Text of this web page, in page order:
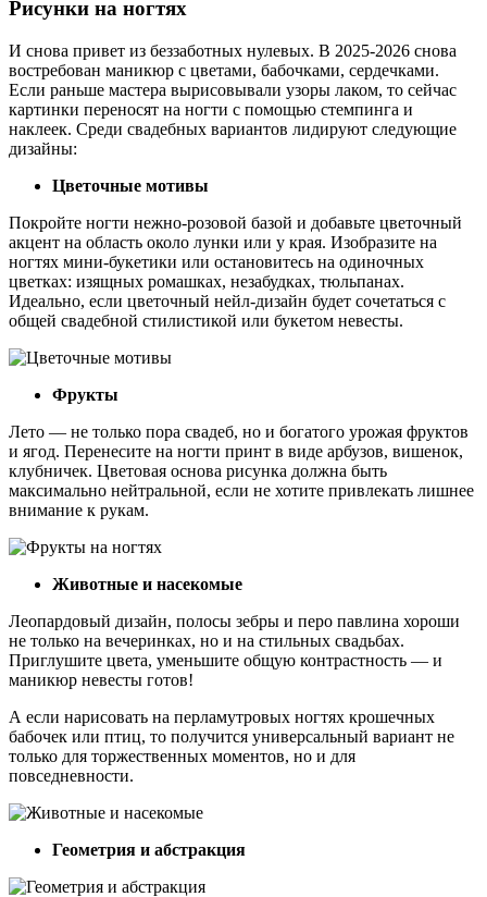
Рисунки на ногтях
И снова привет из беззаботных нулевых. В 2025-2026 снова
востребован маникюр с цветами, бабочками, сердечками.
Если раньше мастера вырисовывали узоры лаком, то сейчас
картинки переносят на ногти с помощью стемпинга и
наклеек. Среди свадебных вариантов лидируют следующие
дизайны:
Цветочные мотивы
Покройте ногти нежно-розовой базой и добавьте цветочный
акцент на область около лунки или у края. Изобразите на
ногтях мини-букетики или остановитесь на одиночных
цветках: изящных ромашках, незабудках, тюльпанах.
Идеально, если цветочный нейл-дизайн будет сочетаться с
общей свадебной стилистикой или букетом невесты.
Фрукты
Лето — не только пора свадеб, но и богатого урожая фруктов
и ягод. Перенесите на ногти принт в виде арбузов, вишенок,
клубничек. Цветовая основа рисунка должна быть
максимально нейтральной, если не хотите привлекать лишнее
внимание к рукам.
Животные и насекомые
Леопардовый дизайн, полосы зебры и перо павлина хороши
не только на вечеринках, но и на стильных свадьбах.
Приглушите цвета, уменьшите общую контрастность — и
маникюр невесты готов!
А если нарисовать на перламутровых ногтях крошечных
бабочек или птиц, то получится универсальный вариант не
только для торжественных моментов, но и для
повседневности.
Геометрия и абстракция